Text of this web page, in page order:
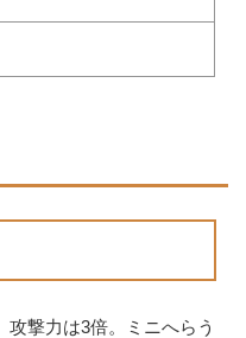
撃力は3倍。ミニへらう